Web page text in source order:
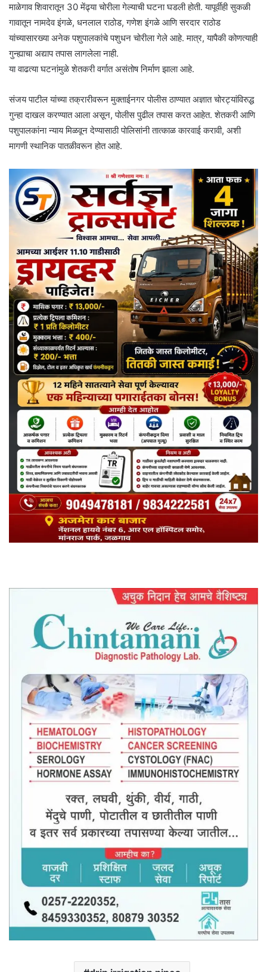
माळेगाव शिवारातून 30 मेंढ्या चोरीला गेल्याची घटना घडली होती. यापूर्वीही सुकळी
गावातून नामदेव इंगळे, धनलाल राठोड, गणेश इंगळे आणि सरदार राठोड
यांच्यासारख्या अनेक पशुपालकांचे पशुधन चोरीला गेले आहे. मात्र, यापैकी कोणत्याही
गुन्ह्याचा अद्याप तपास लागलेला नाही.
या वाढत्या घटनांमुळे शेतकरी वर्गात असंतोष निर्माण झाला आहे.
संजय पाटील यांच्या तक्रारीवरून मुक्ताईनगर पोलीस ठाण्यात अज्ञात चोरट्यांविरुद्ध
गुन्हा दाखल करण्यात आला असून, पोलीस पुढील तपास करत आहेत. शेतकरी आणि
पशुपालकांना न्याय मिळवून देण्यासाठी पोलिसांनी तात्काळ कारवाई करावी, अशी
मागणी स्थानिक पातळीवरून होत आहे.